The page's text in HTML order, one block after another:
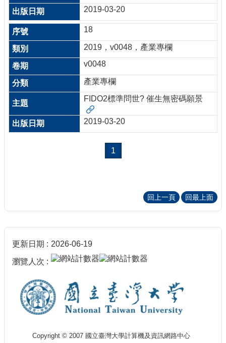
2019-03-20
18
2019，v0048，產業專欄
v0048
產業專欄
FIDO2標準問世? 催生無密碼願景
2019-03-20
1
回上一頁 回最上面
更新日期 2026-06-19
瀏覽人次
Copyright © 2007 國立臺灣大學計算機及資訊網路中心